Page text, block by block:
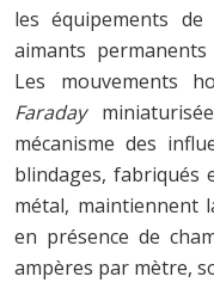
les équipements de
aimants
Les mouvements
Faraday
mécanisme des
blindages, fabriqués
métal, maintiennent
en présence de
ampères par mètre,